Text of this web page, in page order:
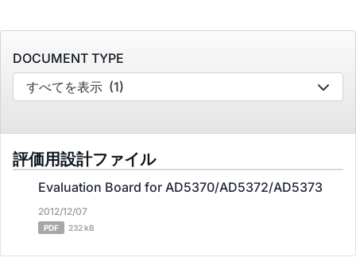
DOCUMENT TYPE
すべてを表示 (1)
評価用設計ファイル
Evaluation Board for AD5370/AD5372/AD5373
2012/12/07
PDF 232 kB